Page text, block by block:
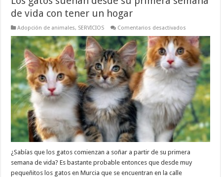
de vida con tener un hogar
Adopción de animales, SERVICIOS Comentarios desactivados
gatos
sueñan
desde
su
primera
semana
de
vida
tener
un
hogar
¿Sabías que los gatos comienzan a soñar a partir de su primera
semana de vida? Es bastante probable entonces que desde muy
pequeñitos los gatos en Murcia que se encuentran en la calle